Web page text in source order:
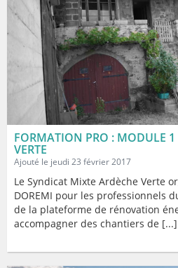
FORMATION PRO : MODULE 1
VERTE
Ajouté le jeudi 23 février 2017
Le Syndicat Mixte Ardèche Verte
DOREMI pour les professionnels
de la plateforme de rénovation
accompagner des chantiers de [...]